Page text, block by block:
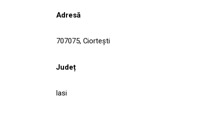
Adresă
707075, Ciorteşti
Județ
Iasi